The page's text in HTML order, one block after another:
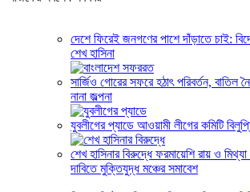
দেশে ফিরেই জনগণের পাশে দাঁড়াতে চাই:
শেখ হাসিনা
সার্জিও গোরের সফরে হঠাৎ পরিবর্তন,
নানা জল্পনা
যুবলীগের প্যাডে আওয়ামী লীগের কমিটি
শেখ হাসিনার বিরুদ্ধে ফরমায়েশি রায় ও মিথ্যা
দাবিতে মুক্তিযুদ্ধ মঞ্চের সমাবেশ